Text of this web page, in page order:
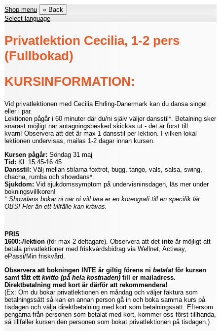
Shop menu
« Back
Select language
Privatlektion Cecilia, 1-2 pers
(Fullbokad)
KURSINFORMATION:
Vid privatlektionen med Cecilia Ehrling-Danermark kan du dansa singel
eller i par.
Lektionen pågår i 60 minuter där du/ni själv väljer dansstil*. Betalning sker
snarast möjligt när antagningsbesked skickas ut - det är först till
kvarn! Observera att det är max 1 dansstil per lektion. I vilken lokal
lektionen undervisas, mailas 1-2 dagar innan kursen.
Kursen pågår: Söndag 31 maj
Tid: Kl 15:45-16:45
Dansstil: Välj mellan stilarna foxtrot, bugg, tango, vals, salsa, swing,
chacha, rumba och showdans*.
Sjukdom: Vid sjukdomssymptom på undervisninsdagen, läs mer under
bokningsvillkoren!
* Showdans bokar ni när ni vill lära er en koreografi till en specifik låt.
OBS! Fler än ett tillfälle kan krävas.
PRIS
1600:-/lektion (för max 2 deltagare). Observera att det inteär möjligt att
betala privatlektioner med friskvårdsbidrag via Wellnet, Actiway,
ePassi/Min friskvård.
Observera att bokningen INTE är giltig förens ni betalatför kursen
samt fått ett kvitto (på hela kostnaden)till er mailadress.
Direktbetalning med kort är därför att rekommendera!
(Ex: Om du bokar privatlektionen en måndag och väljer faktura som
betalningssätt så kan en annan person gå in och boka samma kurs på
tisdagen och välja direktbetalning med kort som betalningssätt. Eftersom
pengarna från personen som betalat med kort, kommer oss först tillhanda,
så tillfaller kursen den personen som bokat privatlektionen på tisdagen.)